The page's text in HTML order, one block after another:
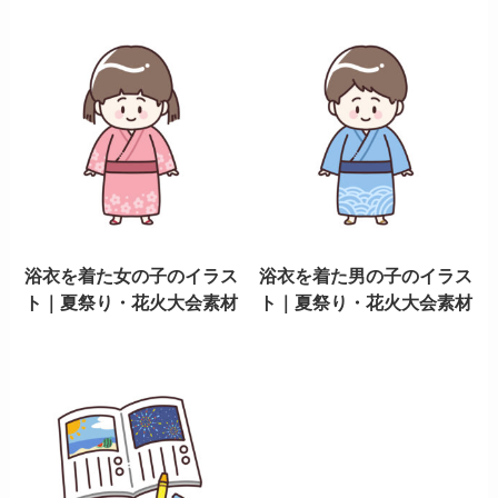
浴衣を着た女の子のイラス
ト｜夏祭り・花火大会素材
浴衣を着た男の子のイラス
ト｜夏祭り・花火大会素材